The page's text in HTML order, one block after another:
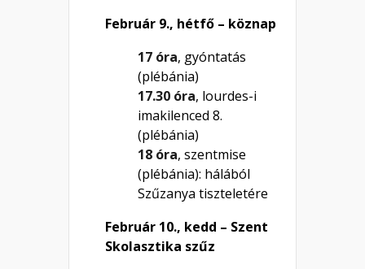
Február 9., hétfő – köznap
17 óra, gyóntatás
(plébánia)
17.30 óra, lourdes-i
imakilenced 8.
(plébánia)
18 óra, szentmise
(plébánia): hálából
Szűzanya tiszteletére
Február 10., kedd – Szent
Skolasztika szűz